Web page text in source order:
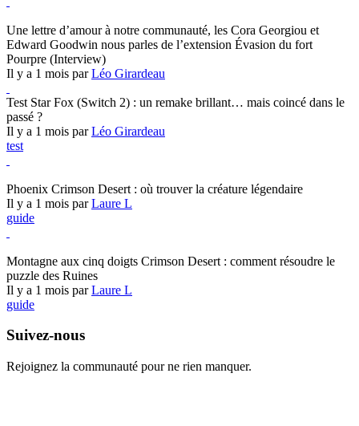
Une lettre d’amour à notre communauté, les Cora Georgiou et
Edward Goodwin nous parles de l’extension Évasion du fort
Pourpre (Interview)
Il y a 1 mois parLéo Girardeau
Test Star Fox (Switch 2) : un remake brillant… mais coincé dans le
passé ?
Il y a 1 mois parLéo Girardeau
test
Phoenix Crimson Desert : où trouver la créature légendaire
Il y a 1 mois parLaure L
guide
Montagne aux cinq doigts Crimson Desert : comment résoudre le
puzzle des Ruines
Il y a 1 mois parLaure L
guide
Suivez-nous
Rejoignez la communauté pour ne rien manquer.